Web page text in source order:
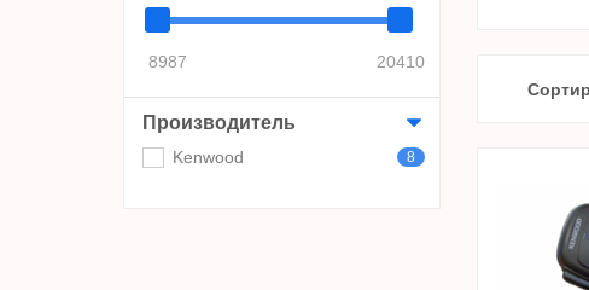
8987 20410
Производитель
Kenwood 8